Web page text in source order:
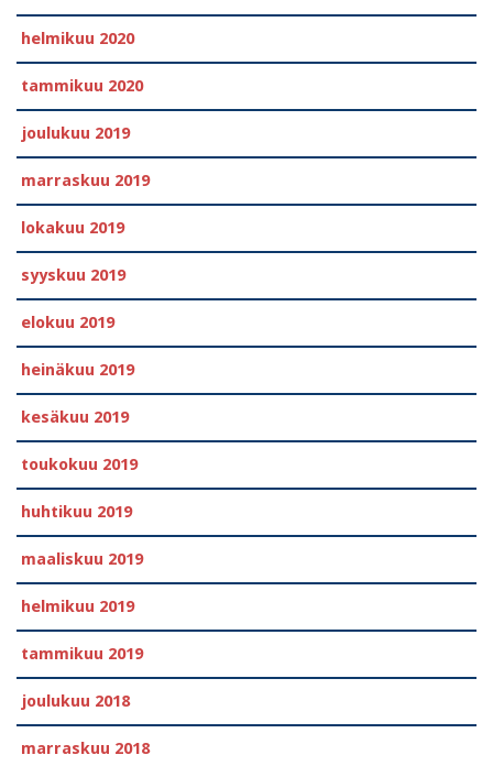
helmikuu 2020
tammikuu 2020
joulukuu 2019
marraskuu 2019
lokakuu 2019
syyskuu 2019
elokuu 2019
heinäkuu 2019
kesäkuu 2019
toukokuu 2019
huhtikuu 2019
maaliskuu 2019
helmikuu 2019
tammikuu 2019
joulukuu 2018
marraskuu 2018